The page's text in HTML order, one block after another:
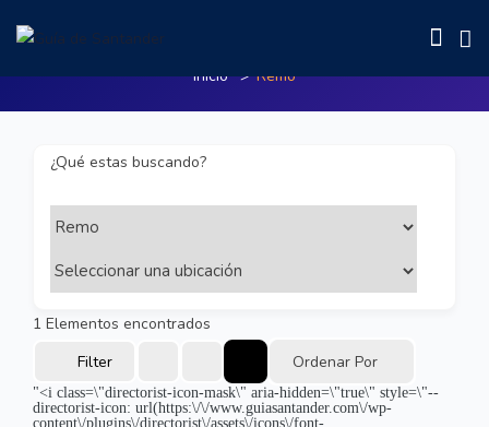
Inicio Remo
¿Qué estas buscando?
1 Elementos encontrados
Filter
Ordenar Por